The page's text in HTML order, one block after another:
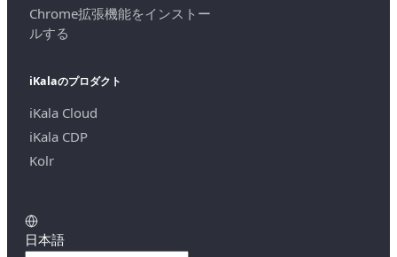
Chrome拡張機能をインストー
ルする
iKalaのプロダクト
iKala Cloud
iKala CDP
Kolr
日本語